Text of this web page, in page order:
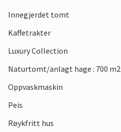
Se frem til en eksklusiv ferie.
Innegjerdet tomt
Kaffetrakter
Luxury Collection
Naturtomt/anlagt hage : 700 m2
Oppvaskmaskin
Peis
Røykfritt hus